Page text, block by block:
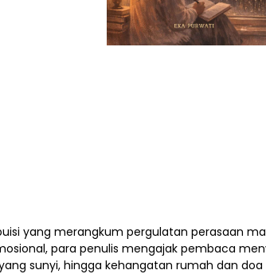
yang merangkum pergulatan perasaan
para penulis mengajak pembaca
sunyi, hingga kehangatan rumah dan doa